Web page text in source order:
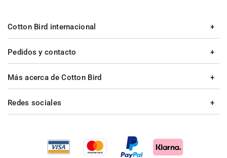
Pedidos y contacto
Más acerca de Cotton Bird
Cotton Bird internacional
Redes sociales